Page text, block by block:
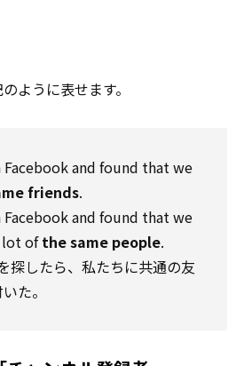
ように表せます。
and found that we
friends.
and found that we
lot ofthe same people.
探したら、私たちに共通の友
た。